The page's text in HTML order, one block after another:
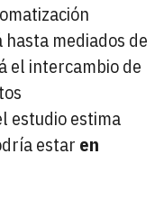
mediados de
el intercambio de
estudio estima
estar en